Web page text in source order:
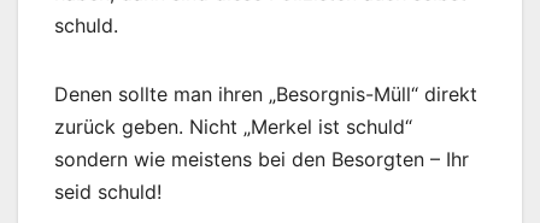
schuld.
Denen sollte man ihren „Besorgnis-Müll“ direkt
zurück geben. Nicht „Merkel ist schuld“
sondern wie meistens bei den Besorgten – Ihr
seid schuld!